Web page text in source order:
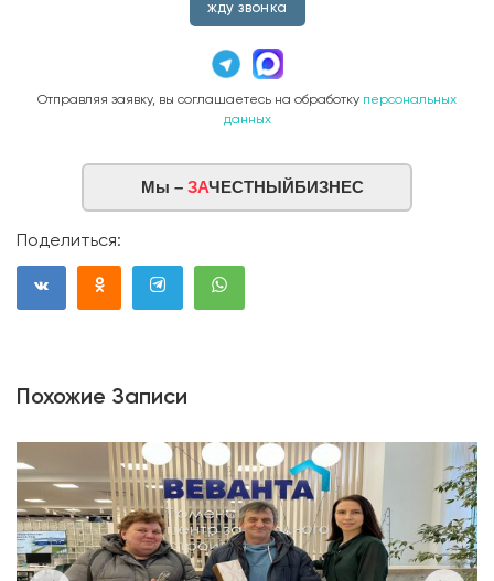
жду звонка
Отправляя заявку, вы соглашаетесь на обработку персональных
данных
Мы – ЗАЧЕСТНЫЙБИЗНЕС
Поделиться:
Похожие Записи